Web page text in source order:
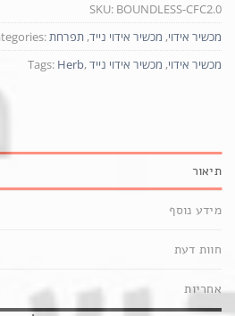
SKU: BOUNDLESS-CFC2.0
מכשיר אידוי, מכשיר אידוי נייד, תפרחת
Tags: Herb, מכשיר אידוי, מכשיר אידוי נייד
תיאור
מידע נוסף
חוות דעת
אחריות